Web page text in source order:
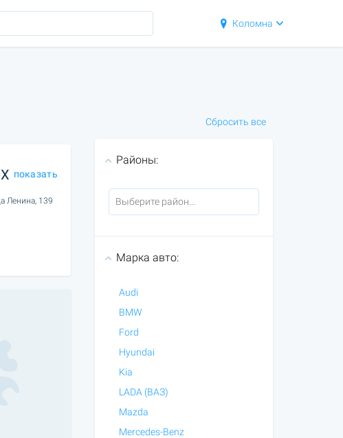
Коломна
показать
Ленина, 139
Сбросить все
Районы:
Марка авто:
Audi
BMW
Ford
Hyundai
Kia
LADA (ВАЗ)
Mazda
Mercedes-Benz